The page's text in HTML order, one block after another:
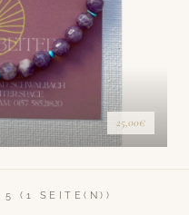
25,00€
5 (1 SEITE(N))